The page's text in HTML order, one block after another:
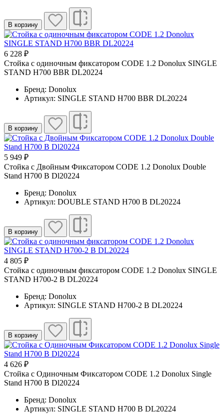
В корзину
6 228 ₽
Cтойка с одиночным фиксатором CODE 1.2 Donolux SINGLE
STAND H700 BBR DL20224
Бренд: Donolux
Артикул: SINGLE STAND H700 BBR DL20224
В корзину
5 949 ₽
Стойка с Двойным Фиксатором CODE 1.2 Donolux Double
Stand H700 B Dl20224
Бренд: Donolux
Артикул: DOUBLE STAND H700 B DL20224
В корзину
4 805 ₽
Cтойка с одиночным фиксатором CODE 1.2 Donolux SINGLE
STAND H700-2 B DL20224
Бренд: Donolux
Артикул: SINGLE STAND H700-2 B DL20224
В корзину
4 626 ₽
Стойка с Одиночным Фиксатором CODE 1.2 Donolux Single
Stand H700 B Dl20224
Бренд: Donolux
Артикул: SINGLE STAND H700 B DL20224